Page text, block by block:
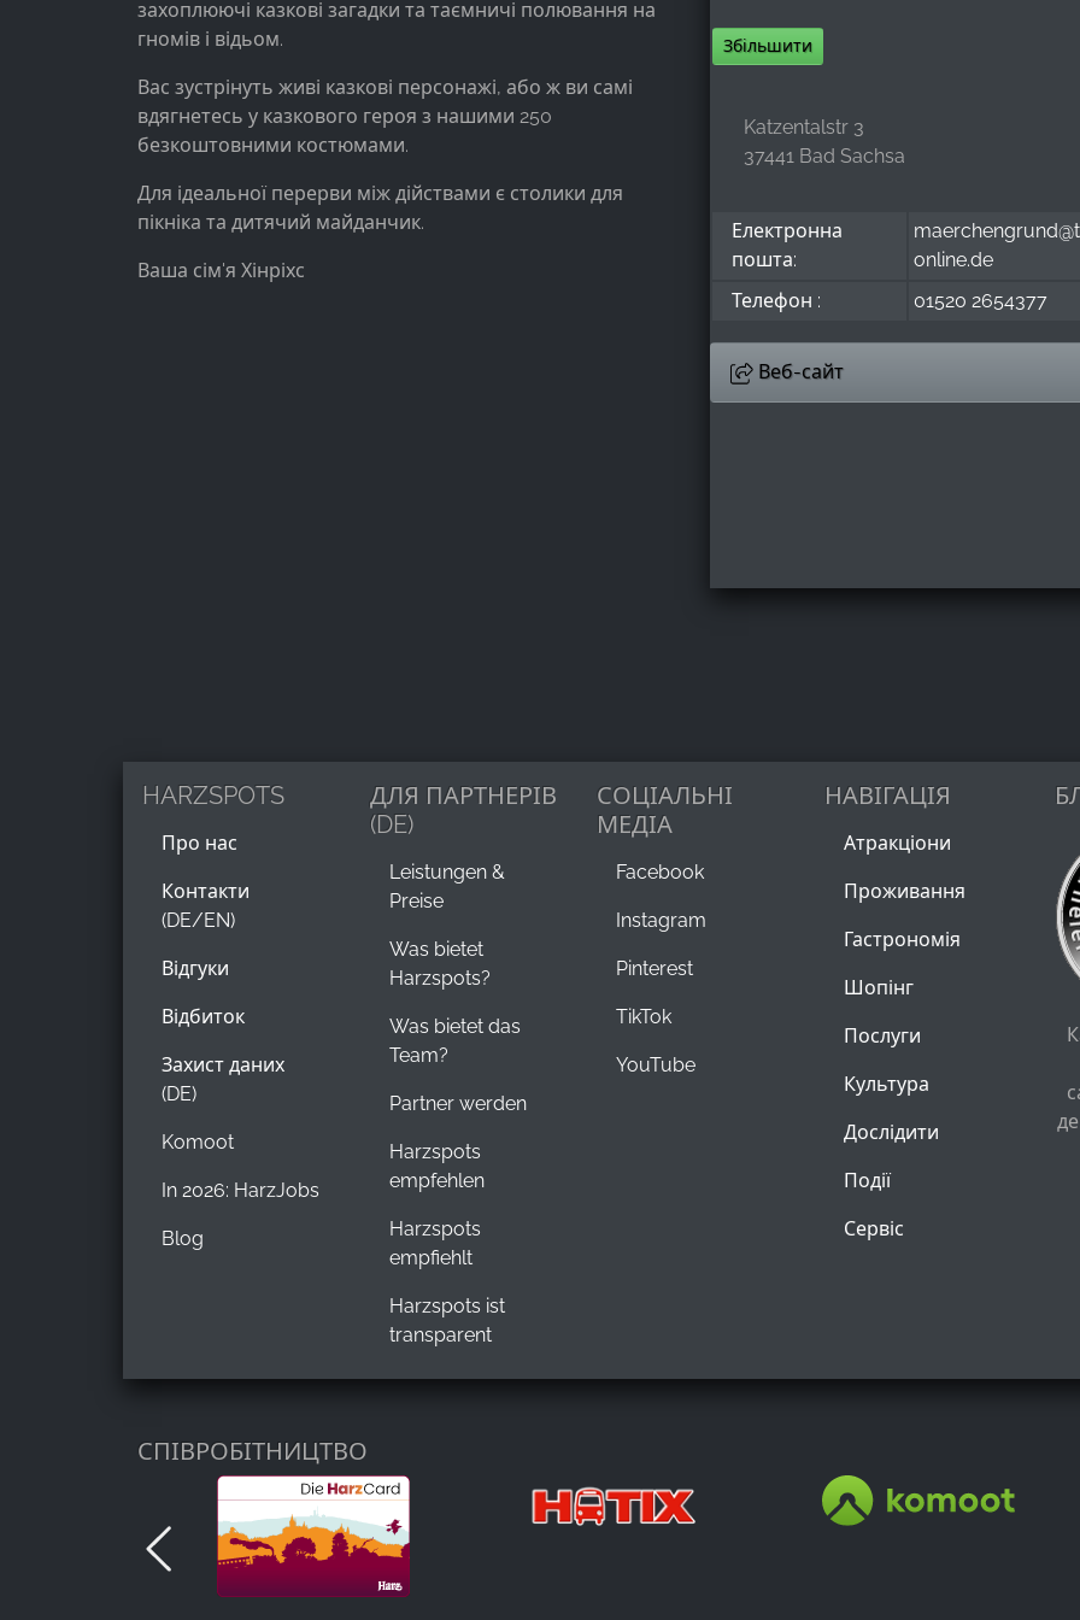
захоплюючі казкові загадки та таємничі полювання на
гномів і відьом.
Вас зустрінуть живі казкові персонажі, або ж ви самі
вдягнетесь у казкового героя з нашими 250
безкоштовними костюмами.
Для ідеальної перерви між дійствами є столики для
пікніка та дитячий майданчик.
Ваша сім'я Хінріхс
Збільшити
Katzentalstr 3
37441 Bad Sachsa
Електронна
пошта:
online.de
Телефон :
01520 2654377
Веб-сайт
HARZSPOTS
Про нас
Контакти
(DE/EN)
Відгуки
Відбиток
Захист даних
(DE)
Komoot
In 2026: HarzJobs
Blog
ДЛЯ ПАРТНЕРІВ
(DE)
Leistungen &
Preise
Was bietet
Harzspots?
Was bietet das
Team?
Partner werden
Harzspots
empfehlen
Harzspots
empfiehlt
Harzspots ist
transparent
СОЦІАЛЬНІ
МЕДІА
Facebook
Instagram
Pinterest
TikTok
YouTube
НАВІГАЦІЯ
Атракціони
Проживання
Гастрономія
Шопінг
Послуги
Культура
Дослідити
Події
Сервіс
СПІВРОБІТНИЦТВО
Provider:
Facebook Ireland Ltd.
Purpose:
Вимірювання реклами та
маркетинг
Cookie
duration:
веб-сайту
24 години - 2 роки